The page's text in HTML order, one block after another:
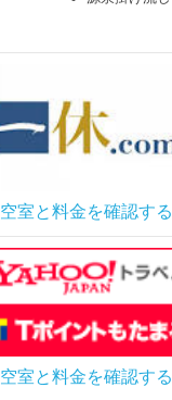
空室と料金を確認する
空室と料金を確認する